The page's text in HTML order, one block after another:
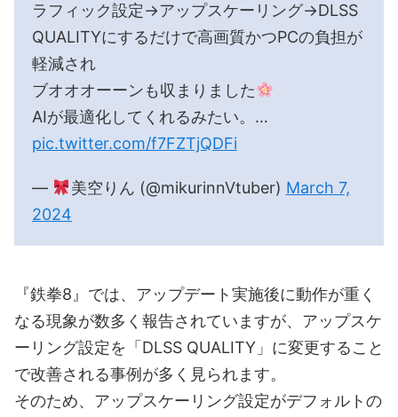
ラフィック設定→アップスケーリング→DLSS
QUALITYにするだけで高画質かつPCの負担が
軽減され
ブオオオーーンも収まりました
AIが最適化してくれるみたい。…
pic.twitter.com/f7FZTjQDFi
— 美空りん (@mikurinnVtuber) March 7,
2024
『鉄拳8』では、アップデート実施後に動作が重く
なる現象が数多く報告されていますが、アップスケ
ーリング設定を「DLSS QUALITY」に変更すること
で改善される事例が多く見られます。
そのため、アップスケーリング設定がデフォルトの